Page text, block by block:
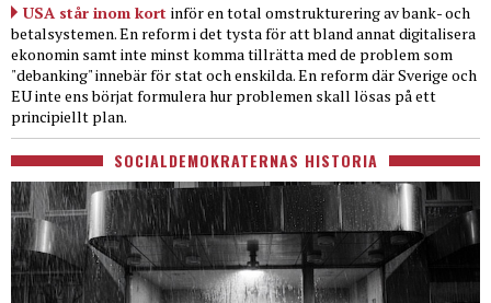
USA står inom kort inför en total omstrukturering av bank- och
betalsystemen. En reform i det tysta för att bland annat digitalisera
ekonomin samt inte minst komma tillrätta med de problem som
"debanking" innebär för stat och enskilda. En reform där Sverige och
EU inte ens börjat formulera hur problemen skall lösas på ett
principiellt plan.
SOCIALDEMOKRATERNAS HISTORIA